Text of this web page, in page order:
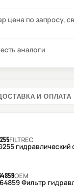
цена по запросу,
аналоги
И ОПЛАТА
FILTREC
OEM
Фильтр